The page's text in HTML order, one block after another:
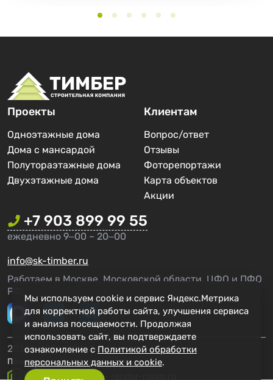
Мы используем cookie и сервис Яндекс.Метрика
для корректной работы сайта, улучшения сервиса
и анализа посещаемости. Продолжая
использовать сайт, вы подтверждаете
ознакомление с Политикой обработки
персональных данных и cookie.
Проекты
Одноэтажные дома
Дома с мансардой
Полутораэтажные дома
Двухэтажные дома
Клиентам
Вопрос/ответ
Отзывы
Фоторепортажи
Карта объектов
Акции
+7 903 899 99 55
ежедневно 9‒00 – 20‒00
info@sk-timber.ru
Работаем в Москве, Московской области, ЦФО и ПФО
РФ.
2014 - 2026 г. СК Тимбер
Политика конфиденциальности
Создание сайта - render-room.ru